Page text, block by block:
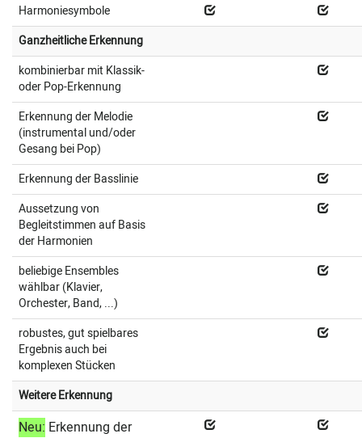
Harmoniesymbole
Ganzheitliche Erkennung
kombinierbar mit Klassik-
oder Pop-Erkennung
Erkennung der Melodie
(instrumental und/oder
Gesang bei Pop)
Erkennung der Basslinie
Aussetzung von
Begleitstimmen auf Basis
der Harmonien
beliebige Ensembles
wählbar (Klavier,
Orchester, Band, ...)
robustes, gut spielbares
Ergebnis auch bei
komplexen Stücken
Weitere Erkennung
Neu: Erkennung der